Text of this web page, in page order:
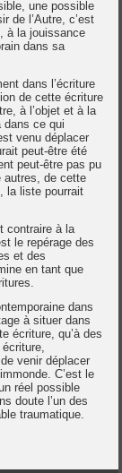
une possible
de l’Autre, c’est
à la jouissance
dans sa
dans l’écriture
de cette écriture
à l’objet et à la
dans ce qui
venu déplacer
peut-être été
peut-être pas pu
autres, de cette
la liste pourrait
contraire à la
le repérage des
et des
en tant que
dans
à situer dans
écriture, qu’à des
venir déplacer
C’est le
réel possible
doute l’un des
traumatique.